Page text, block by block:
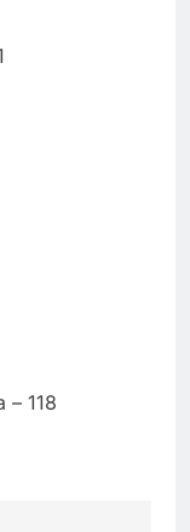
– 118